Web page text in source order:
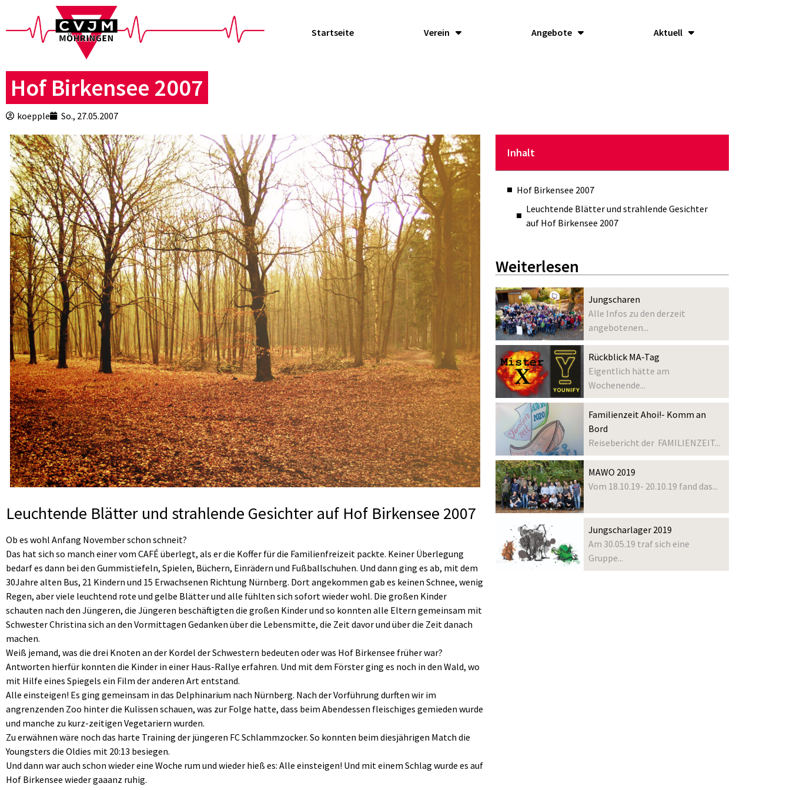
Startseite Verein Angebote Aktuell
Hof Birkensee 2007
koepple So., 27.05.2007
Leuchtende Blätter und strahlende Gesichter auf Hof Birkensee 2007
Ob es wohl Anfang November schon schneit?
Das hat sich so manch einer vom CAFÉ überlegt, als er die Koffer für die Familienfreizeit packte. Keiner Überlegung
bedarf es dann bei den Gummistiefeln, Spielen, Büchern, Einrädern und Fußballschuhen. Und dann ging es ab, mit dem
30Jahre alten Bus, 21 Kindern und 15 Erwachsenen Richtung Nürnberg. Dort angekommen gab es keinen Schnee, wenig
Regen, aber viele leuchtend rote und gelbe Blätter und alle fühlten sich sofort wieder wohl. Die großen Kinder
schauten nach den Jüngeren, die Jüngeren beschäftigten die großen Kinder und so konnten alle Eltern gemeinsam mit
Schwester Christina sich an den Vormittagen Gedanken über die Lebensmitte, die Zeit davor und über die Zeit danach
machen.
Weiß jemand, was die drei Knoten an der Kordel der Schwestern bedeuten oder was Hof Birkensee früher war?
Antworten hierfür konnten die Kinder in einer Haus-Rallye erfahren. Und mit dem Förster ging es noch in den Wald, wo
mit Hilfe eines Spiegels ein Film der anderen Art entstand.
Alle einsteigen! Es ging gemeinsam in das Delphinarium nach Nürnberg. Nach der Vorführung durften wir im
angrenzenden Zoo hinter die Kulissen schauen, was zur Folge hatte, dass beim Abendessen fleischiges gemieden wurde
und manche zu kurz-zeitigen Vegetariern wurden.
Zu erwähnen wäre noch das harte Training der jüngeren FC Schlammzocker. So konnten beim diesjährigen Match die
Youngsters die Oldies mit 20:13 besiegen.
Und dann war auch schon wieder eine Woche rum und wieder hieß es: Alle einsteigen! Und mit einem Schlag wurde es auf
Hof Birkensee wieder gaaanz ruhig.
Inhalt
Hof Birkensee 2007
Leuchtende Blätter und strahlende Gesichter
auf Hof Birkensee 2007
Weiterlesen
Jungscharen
Alle Infos zu den derzeit
angebotenen...
Rückblick MA-Tag
Eigentlich hätte am
Wochenende...
Familienzeit Ahoi!- Komm an
Bord
Reisebericht der FAMILIENZEIT...
MAWO 2019
Vom 18.10.19- 20.10.19 fand das...
Jungscharlager 2019
Am 30.05.19 traf sich eine
Gruppe...